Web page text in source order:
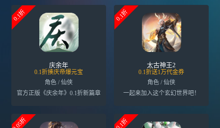
0.1折
庆余年
0.1折揍庆帝爆元宝
角色 / 仙侠
官方正版《庆余年》0.1折新篇章
0.1折
太古神王2
0.1折送1万代金券
角色 / 仙侠
一起来加入这个玄幻世界吧！
0.05折 0.1折